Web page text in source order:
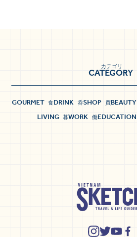
CATEGORY
カテゴリ
GOURMET 食DRINK 呑SHOP 買BEAUTY
LIVING 暮WORK 働EDUCATION